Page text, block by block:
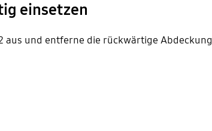
einsetzen
aus und entferne die rückwärtige